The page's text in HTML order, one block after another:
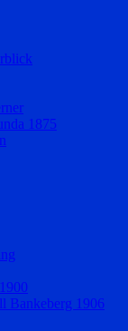
1875
Bankeberg 1906